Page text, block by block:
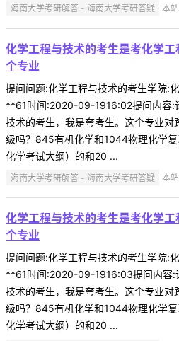
海南大学考研解答 - 海南大学考研答疑 本
化学工程与技术的考生是考化学
个专业
提问问题:化学工程与技术的考生学院:
**61时间:2020-09-1916:02提问内容:
技术的考生，我是夸考生。这个专业对
级吗？845有机化学和1044物理化学
化学考试大纲）的和20 ...
海南大学考研解答 - 海南大学考研答疑 本
化学工程与技术的考生是考化学
个专业
提问问题:化学工程与技术的考生学院:
**61时间:2020-09-1916:03提问内容:
技术的考生，我是夸考生。这个专业对
级吗？845有机化学和1044物理化学
化学考试大纲）的和20 ...